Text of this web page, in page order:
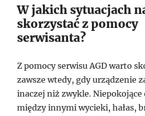
W jakich sytuacjach
skorzystać z pomocy
serwisanta?
Z pomocy serwisu AGD warto
zawsze wtedy, gdy urządzenie
inaczej niż zwykle. Niepokojące
między innymi wycieki, hałas,